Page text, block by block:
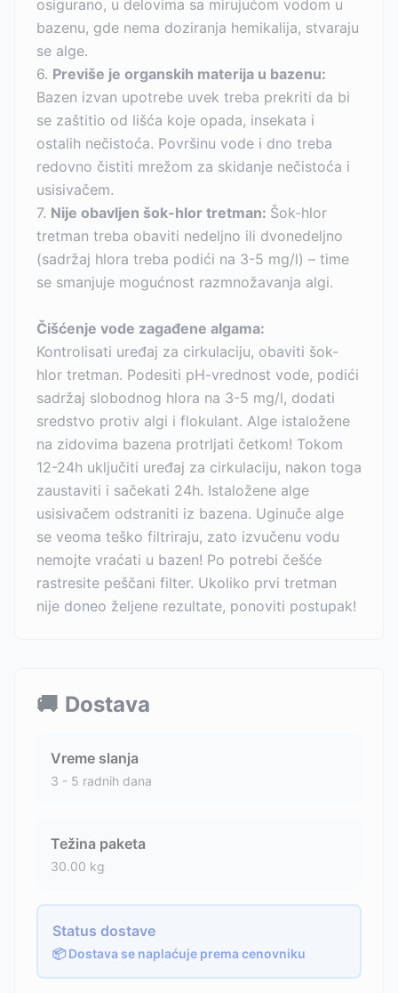
osigurano, u delovima sa mirujućom vodom u
bazenu, gde nema doziranja hemikalija, stvaraju
se alge.
6. Previše je organskih materija u bazenu:
Bazen izvan upotrebe uvek treba prekriti da bi
se zaštitio od lišća koje opada, insekata i
ostalih nečistoća. Površinu vode i dno treba
redovno čistiti mrežom za skidanje nečistoća i
usisivačem.
7. Nije obavljen šok-hlor tretman: Šok-hlor
tretman treba obaviti nedeljno ili dvonedeljno
(sadržaj hlora treba podići na 3-5 mg/l) – time
se smanjuje mogućnost razmnožavanja algi.
Čišćenje vode zagađene algama:
Kontrolisati uređaj za cirkulaciju, obaviti šok-
hlor tretman. Podesiti pH-vrednost vode, podići
sadržaj slobodnog hlora na 3-5 mg/l, dodati
sredstvo protiv algi i flokulant. Alge istaložene
na zidovima bazena protrljati četkom! Tokom
12-24h uključiti uređaj za cirkulaciju, nakon toga
zaustaviti i sačekati 24h. Istaložene alge
usisivačem odstraniti iz bazena. Uginuče alge
se veoma teško filtriraju, zato izvučenu vodu
nemojte vraćati u bazen! Po potrebi češće
rastresite peščani filter. Ukoliko prvi tretman
nije doneo željene rezultate, ponoviti postupak!
🚚 Dostava
Vreme slanja
3 - 5 radnih dana
Težina paketa
30.00 kg
Status dostave
📦 Dostava se naplaćuje prema cenovniku